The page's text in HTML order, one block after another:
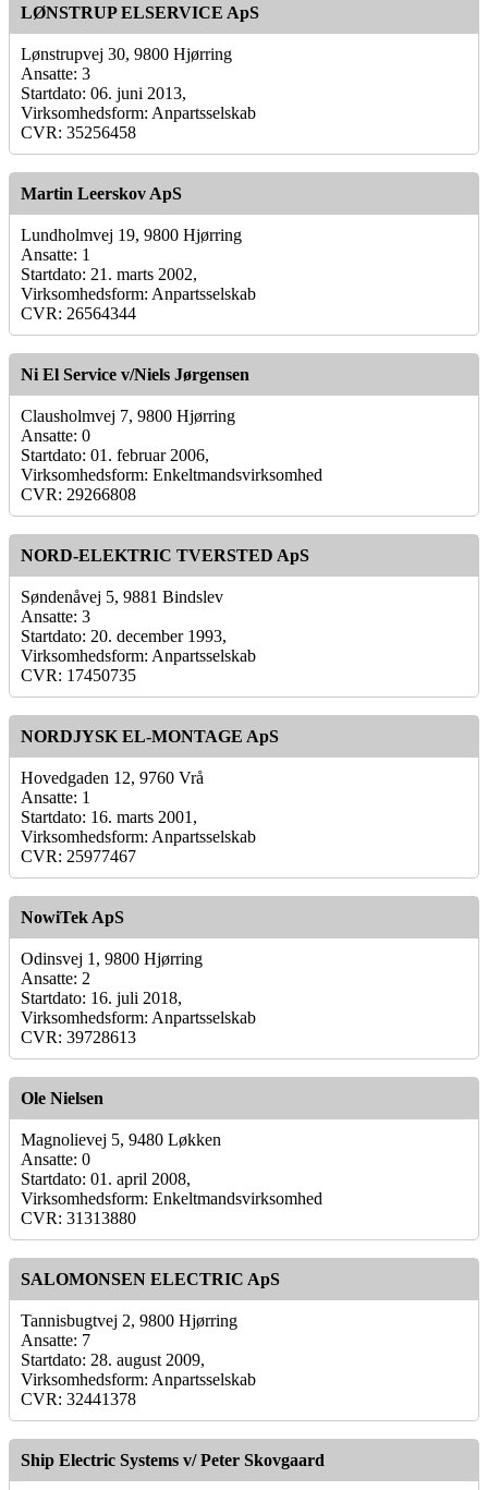
LØNSTRUP ELSERVICE ApS
Lønstrupvej 30, 9800 Hjørring
Ansatte: 3
Startdato: 06. juni 2013,
Virksomhedsform: Anpartsselskab
CVR: 35256458
Martin Leerskov ApS
Lundholmvej 19, 9800 Hjørring
Ansatte: 1
Startdato: 21. marts 2002,
Virksomhedsform: Anpartsselskab
CVR: 26564344
Ni El Service v/Niels Jørgensen
Clausholmvej 7, 9800 Hjørring
Ansatte: 0
Startdato: 01. februar 2006,
Virksomhedsform: Enkeltmandsvirksomhed
CVR: 29266808
NORD-ELEKTRIC TVERSTED ApS
Søndenåvej 5, 9881 Bindslev
Ansatte: 3
Startdato: 20. december 1993,
Virksomhedsform: Anpartsselskab
CVR: 17450735
NORDJYSK EL-MONTAGE ApS
Hovedgaden 12, 9760 Vrå
Ansatte: 1
Startdato: 16. marts 2001,
Virksomhedsform: Anpartsselskab
CVR: 25977467
NowiTek ApS
Odinsvej 1, 9800 Hjørring
Ansatte: 2
Startdato: 16. juli 2018,
Virksomhedsform: Anpartsselskab
CVR: 39728613
Ole Nielsen
Magnolievej 5, 9480 Løkken
Ansatte: 0
Startdato: 01. april 2008,
Virksomhedsform: Enkeltmandsvirksomhed
CVR: 31313880
SALOMONSEN ELECTRIC ApS
Tannisbugtvej 2, 9800 Hjørring
Ansatte: 7
Startdato: 28. august 2009,
Virksomhedsform: Anpartsselskab
CVR: 32441378
Ship Electric Systems v/ Peter Skovgaard